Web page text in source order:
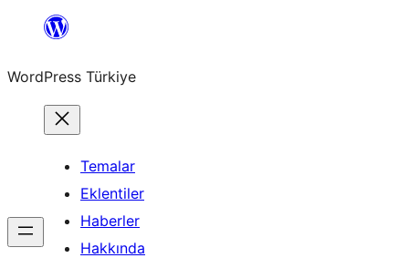
İçeriğe
WordPress Türkiye
Temalar
Eklentiler
Haberler
Hakkında